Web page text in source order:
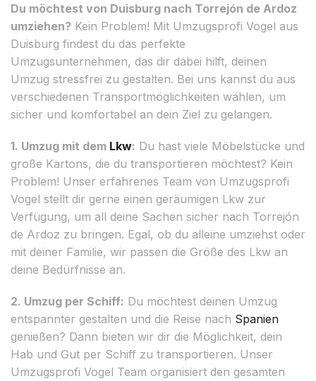
Du möchtest von Duisburg nach Torrejón de Ardoz
umziehen? Kein Problem! Mit Umzugsprofi Vogel aus
Duisburg findest du das perfekte
Umzugsunternehmen, das dir dabei hilft, deinen
Umzug stressfrei zu gestalten. Bei uns kannst du aus
verschiedenen Transportmöglichkeiten wählen, um
sicher und komfortabel an dein Ziel zu gelangen.
1. Umzug mit dem Lkw: Du hast viele Möbelstücke und
große Kartons, die du transportieren möchtest? Kein
Problem! Unser erfahrenes Team von Umzugsprofi
Vogel stellt dir gerne einen geräumigen Lkw zur
Verfügung, um all deine Sachen sicher nach Torrejón
de Ardoz zu bringen. Egal, ob du alleine umziehst oder
mit deiner Familie, wir passen die Größe des Lkw an
deine Bedürfnisse an.
2. Umzug per Schiff: Du möchtest deinen Umzug
entspannter gestalten und die Reise nach Spanien
genießen? Dann bieten wir dir die Möglichkeit, dein
Hab und Gut per Schiff zu transportieren. Unser
Umzugsprofi Vogel Team organisiert den gesamten